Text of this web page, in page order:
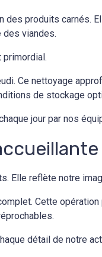
produits carnés.
viandes.
Ce nettoyage
de stockage
jour par nos
Elle reflète notre
Cette
détail de notre